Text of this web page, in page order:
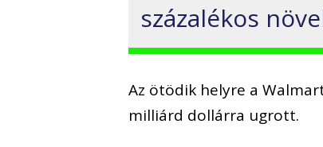
százalékos
Az ötödik helyre a
milliárd dollárra ugrott.